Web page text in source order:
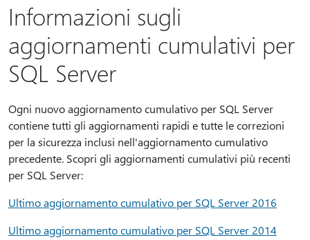
Informazioni sugli
aggiornamenti cumulativi per
SQL Server
Ogni nuovo aggiornamento cumulativo per SQL Server
contiene tutti gli aggiornamenti rapidi e tutte le correzioni
per la sicurezza inclusi nell'aggiornamento cumulativo
precedente. Scopri gli aggiornamenti cumulativi più recenti
per SQL Server:
Ultimo aggiornamento cumulativo per SQL Server 2016
Ultimo aggiornamento cumulativo per SQL Server 2014